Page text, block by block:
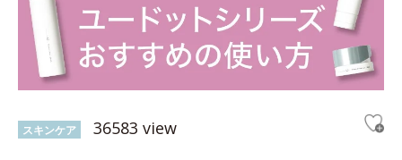
スキンケア 36583 view